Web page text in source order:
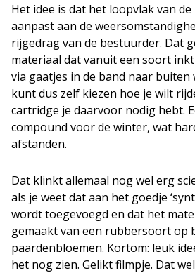
Het idee is dat het loopvlak van
aanpast aan de
rijgedrag van de bestuurder. Dat
materiaal dat vanuit een soort
via gaatjes in de band naar buiten
kunt dus zelf kiezen hoe je wilt
cartridge je daarvoor nodig hebt.
compound voor de winter, wat
afstanden.
Dat klinkt allemaal nog wel erg
als je weet dat aan het goedje
wordt toegevoegd en dat het
gemaakt van een rubbersoort op
paardenbloemen. Kortom: leuk
het nog zien. Gelikt filmpje. Dat